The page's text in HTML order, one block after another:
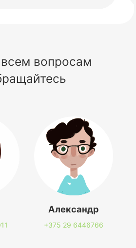
вопросам
Александр
+375 29 6446766